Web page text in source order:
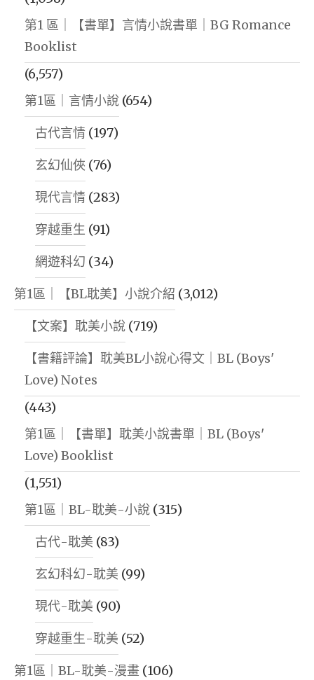
第1 區｜【書單】言情小說書單｜BG Romance
Booklist
(6,557)
第1區｜言情小說 (654)
古代言情 (197)
玄幻仙俠 (76)
現代言情 (283)
穿越重生 (91)
網遊科幻 (34)
第1區｜【BL耽美】小說介紹 (3,012)
【文案】耽美小說 (719)
【書籍評論】耽美BL小說心得文｜BL (Boys'
Love) Notes
(443)
第1區｜【書單】耽美小說書單｜BL (Boys'
Love) Booklist
(1,551)
第1區｜BL-耽美-小說 (315)
古代-耽美 (83)
玄幻科幻-耽美 (99)
現代-耽美 (90)
穿越重生-耽美 (52)
第1區｜BL-耽美-漫畫 (106)